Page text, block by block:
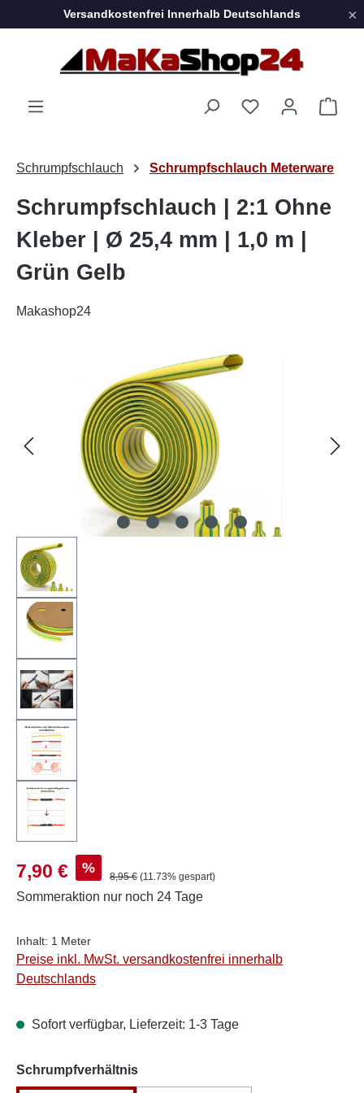
Zum Hauptinhalt springen
Versandkostenfrei Innerhalb Deutschlands ×
Schrumpfschlauch Schrumpfschlauch Meterware
Schrumpfschlauch | 2:1 Ohne
Kleber | Ø 25,4 mm | 1,0 m |
Grün Gelb
Makashop24
Verkaufspreis:
7,90 € % Regulärer Preis:
8,95 € (11.73% gespart)
Sommeraktion nur noch 24 Tage
Inhalt: 1 Meter
Preise inkl. MwSt. versandkostenfrei innerhalb
Deutschlands
Sofort verfügbar, Lieferzeit: 1-3 Tage
Schrumpfverhältnisauswählen